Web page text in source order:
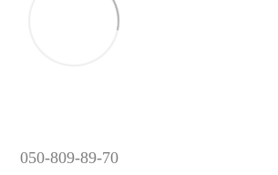
050-809-89-70